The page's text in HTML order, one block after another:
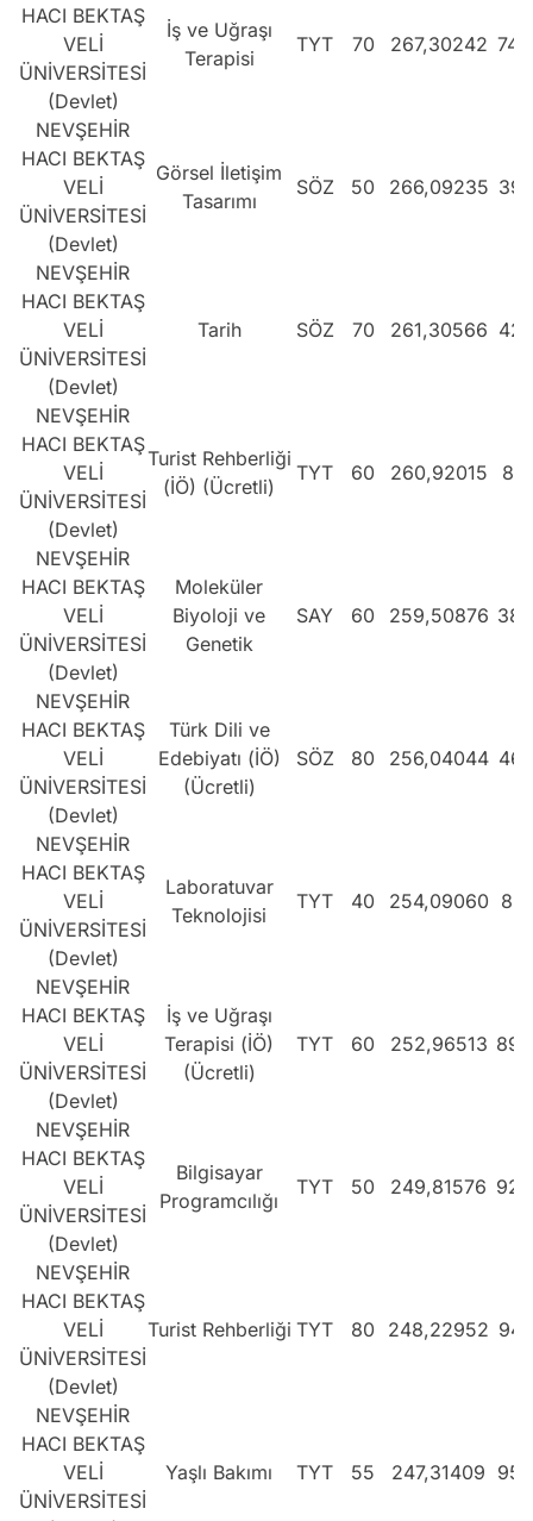
HACI BEKTAŞ
VELİ
ÜNİVERSİTESİ
(Devlet)
İş ve Uğraşı
Terapisi
TYT 70 267,30242
NEVŞEHİR
HACI BEKTAŞ
VELİ
ÜNİVERSİTESİ
(Devlet)
Görsel İletişim
Tasarımı
SÖZ 50 266,09235
NEVŞEHİR
HACI BEKTAŞ
VELİ
ÜNİVERSİTESİ
(Devlet)
Tarih SÖZ 70 261,30566
NEVŞEHİR
HACI BEKTAŞ
VELİ
ÜNİVERSİTESİ
(Devlet)
Turist Rehberliği
(İÖ) (Ücretli)
TYT 60 260,92015
NEVŞEHİR
HACI BEKTAŞ
VELİ
ÜNİVERSİTESİ
(Devlet)
Moleküler
Biyoloji ve
Genetik
SAY 60 259,50876
NEVŞEHİR
HACI BEKTAŞ
VELİ
ÜNİVERSİTESİ
(Devlet)
Türk Dili ve
Edebiyatı (İÖ)
(Ücretli)
SÖZ 80 256,04044
NEVŞEHİR
HACI BEKTAŞ
VELİ
ÜNİVERSİTESİ
(Devlet)
Laboratuvar
Teknolojisi
TYT 40 254,09060
NEVŞEHİR
HACI BEKTAŞ
VELİ
ÜNİVERSİTESİ
(Devlet)
İş ve Uğraşı
Terapisi (İÖ)
(Ücretli)
TYT 60 252,96513
NEVŞEHİR
HACI BEKTAŞ
VELİ
ÜNİVERSİTESİ
(Devlet)
Bilgisayar
Programcılığı
TYT 50 249,81576
NEVŞEHİR
HACI BEKTAŞ
VELİ
ÜNİVERSİTESİ
(Devlet)
Turist Rehberliği TYT 80 248,22952
NEVŞEHİR
HACI BEKTAŞ
VELİ
ÜNİVERSİTESİ
Yaşlı Bakımı TYT 55 247,31409